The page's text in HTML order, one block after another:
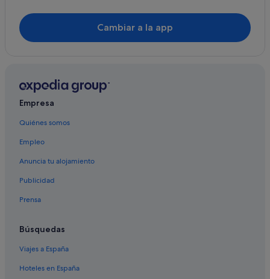
Torre del Lago Puccini
Luni
Ripa-Pozzi-Ponterosso
Valdicastello Carducci
Capezzano Pianore
Cambiar a la app
Empresa
Quiénes somos
Empleo
Anuncia tu alojamiento
Publicidad
Prensa
Búsquedas
Viajes a España
Hoteles en España